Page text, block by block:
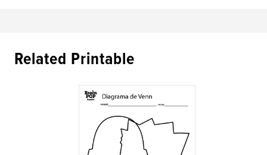
Related Printable